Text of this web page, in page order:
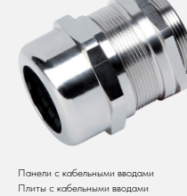
Панели с кабельными вводами
Плиты с кабельными вводами